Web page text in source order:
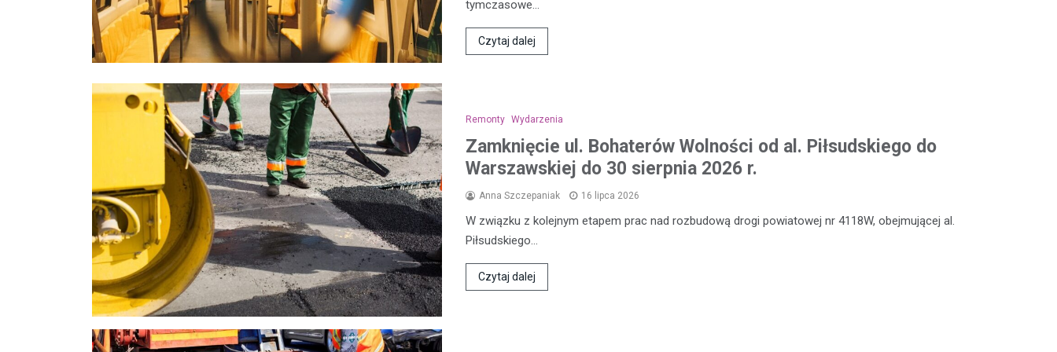
tymczasowe…
Czytaj dalej
Remonty Wydarzenia
Zamknięcie ul. Bohaterów Wolności od al. Piłsudskiego do
Warszawskiej do 30 sierpnia 2026 r.
Anna Szczepaniak 16 lipca 2026
W związku z kolejnym etapem prac nad rozbudową drogi powiatowej nr 4118W, obejmującej al.
Piłsudskiego…
Czytaj dalej